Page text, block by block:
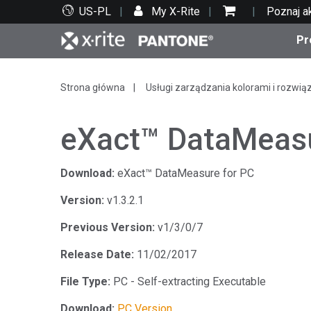
US-PL My X-Rite Poznaj
Top produkty
Druk i opakowania
Motoryzacja
Wsparcie techniczne
Zasoby edukacyjne
Strona główna Usługi zarządzania kolorami i
eXact™
Download: eXact™ DataMeasure for PC
Version: v1.3.2.1
Previous Version: v1/3/0/7
Release Date: 11/02/2017
File Type: PC - Self-extracting Executable
Download: PC Version